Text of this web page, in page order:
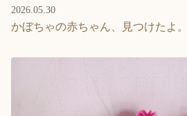
2026.05.30
かぼちゃの赤ちゃん、見つけたよ。